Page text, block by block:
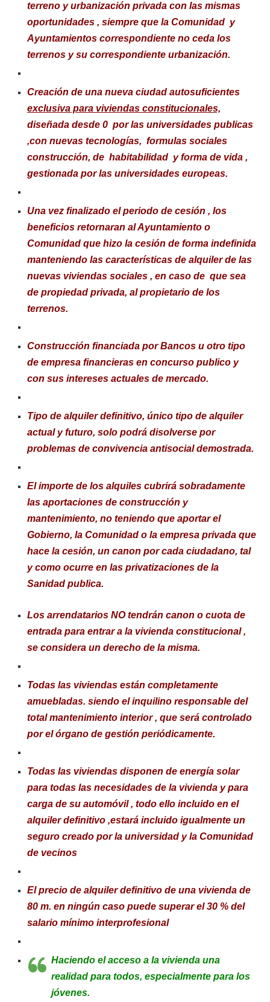
terreno y urbanización privada con las mismas
oportunidades , siempre que la Comunidad y
Ayuntamientos correspondiente no ceda los
terrenos y su correspondiente urbanización.
Creación de una nueva ciudad autosuficientes
exclusiva para viviendas constitucionales,
diseñada desde 0 por las universidades publicas
,con nuevas tecnologías, formulas sociales
construcción, de habitabilidad y forma de vida ,
gestionada por las universidades europeas.
Una vez finalizado el periodo de cesión , los
beneficios retornaran al Ayuntamiento o
Comunidad que hizo la cesión de forma indefinida
manteniendo las características de alquiler de las
nuevas viviendas sociales , en caso de que sea
de propiedad privada, al propietario de los
terrenos.
Construcción financiada por Bancos u otro tipo
de empresa financieras en concurso publico y
con sus intereses actuales de mercado.
Tipo de alquiler definitivo, único tipo de alquiler
actual y futuro, solo podrá disolverse por
problemas de convivencia antisocial demostrada.
El importe de los alquiles cubrirá sobradamente
las aportaciones de construcción y
mantenimiento, no teniendo que aportar el
Gobierno, la Comunidad o la empresa privada que
hace la cesión, un canon por cada ciudadano, tal
y como ocurre en las privatizaciones de la
Sanidad publica.
Los arrendatarios NO tendrán canon o cuota de
entrada para entrar a la vivienda constitucional ,
se considera un derecho de la misma.
Todas las viviendas están completamente
amuebladas. siendo el inquilino responsable del
total mantenimiento interior , que será controlado
por el órgano de gestión periódicamente.
Todas las viviendas disponen de energía solar
para todas las necesidades de la vivienda y para
carga de su automóvil , todo ello incluido en el
alquiler definitivo ,estará incluido igualmente un
seguro creado por la universidad y la Comunidad
de vecinos
El precio de alquiler definitivo de una vivienda de
80 m. en ningún caso puede superar el 30 % del
salario mínimo interprofesional
Haciendo el acceso a la vivienda una
realidad para todos, especialmente para los
jóvenes.